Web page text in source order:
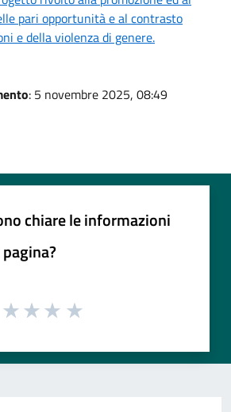
pari opportunità e al contrasto
e della violenza di genere.
: 5 novembre 2025, 08:49
chiare le informazioni